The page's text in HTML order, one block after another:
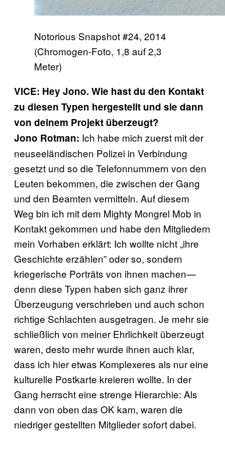
Notorious Snapshot #24, 2014
(Chromogen-Foto, 1,8 auf 2,3
Meter)
VICE: Hey Jono. Wie hast du den Kontakt
zu diesen Typen hergestellt und sie dann
von deinem Projekt überzeugt?
Jono Rotman: Ich habe mich zuerst mit der
neuseeländischen Polizei in Verbindung
gesetzt und so die Telefonnummern von den
Leuten bekommen, die zwischen der Gang
und den Beamten vermitteln. Auf diesem
Weg bin ich mit dem Mighty Mongrel Mob in
Kontakt gekommen und habe den Mitgliedern
mein Vorhaben erklärt: Ich wollte nicht „ihre
Geschichte erzählen” oder so, sondern
kriegerische Porträts von ihnen machen—
denn diese Typen haben sich ganz ihrer
Überzeugung verschrieben und auch schon
richtige Schlachten ausgetragen. Je mehr sie
schließlich von meiner Ehrlichkeit überzeugt
waren, desto mehr wurde ihnen auch klar,
dass ich hier etwas Komplexeres als nur eine
kulturelle Postkarte kreieren wollte. In der
Gang herrscht eine strenge Hierarchie: Als
dann von oben das OK kam, waren die
niedriger gestellten Mitglieder sofort dabei.